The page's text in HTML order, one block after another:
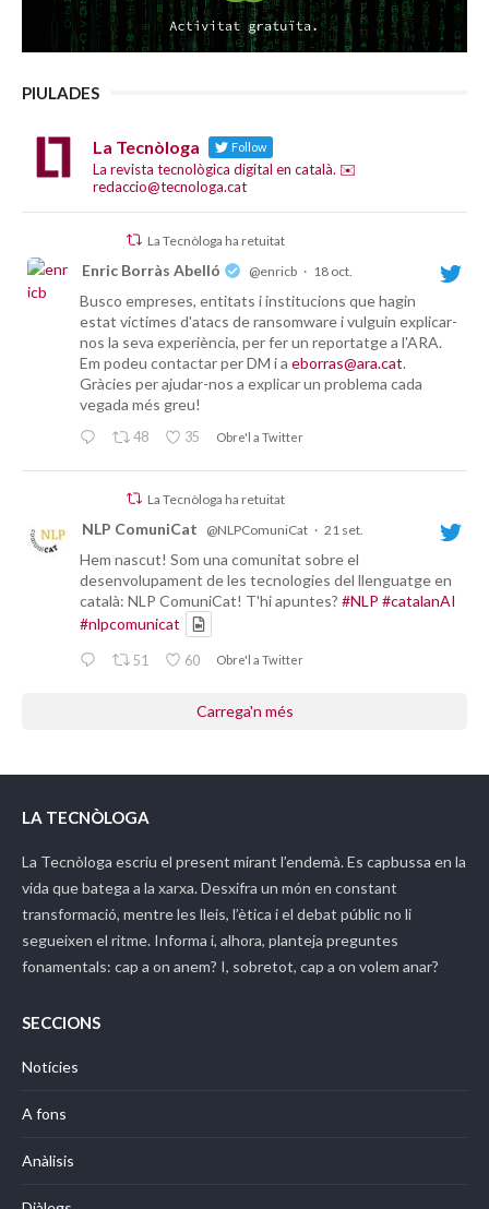
PIULADES
La Tecnòloga Follow
La revista tecnològica digital en català. ✉️
redaccio@tecnologa.cat
La Tecnòloga ha retuitat
Enric Borràs Abelló @enricb · 18 oct.
Busco empreses, entitats i institucions que hagin
estat víctimes d'atacs de ransomware i vulguin explicar-
nos la seva experiència, per fer un reportatge a l'ARA.
Em podeu contactar per DM i a eborras@ara.cat.
Gràcies per ajudar-nos a explicar un problema cada
vegada més greu!
48 35 Obre'l a Twitter
La Tecnòloga ha retuitat
NLP ComuniCat @NLPComuniCat · 21 set.
Hem nascut! Som una comunitat sobre el
desenvolupament de les tecnologies del llenguatge en
català: NLP ComuniCat! T'hi apuntes? #NLP #catalanAI
#nlpcomunicat
51 60 Obre'l a Twitter
Carrega'n més
LA TECNÒLOGA
La Tecnòloga escriu el present mirant l’endemà. Es capbussa en la
vida que batega a la xarxa. Desxifra un món en constant
transformació, mentre les lleis, l’ètica i el debat públic no li
segueixen el ritme. Informa i, alhora, planteja preguntes
fonamentals: cap a on anem? I, sobretot, cap a on volem anar?
SECCIONS
Notícies
A fons
Anàlisis